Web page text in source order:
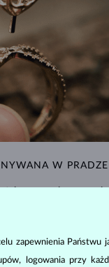
W PRADZE
w naszej pracowni
na cały świat.
zapewnienia Państwu
logowania przy